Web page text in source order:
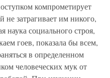
компрометирует
не затрагивает им никого,
наука социального строя,
гоев, показала бы всем,
в определенном
человеческих мук от